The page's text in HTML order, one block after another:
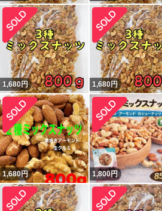
1,680円 1,680円
1,680円 1,800円